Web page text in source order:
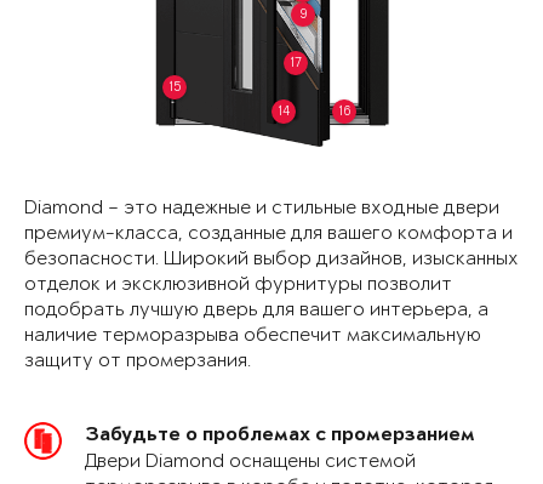
9
14
15
16
17
Diamond – это надежные и стильные входные двери
премиум-класса, созданные для вашего комфорта и
безопасности. Широкий выбор дизайнов, изысканных
отделок и эксклюзивной фурнитуры позволит
подобрать лучшую дверь для вашего интерьера, а
наличие терморазрыва обеспечит максимальную
защиту от промерзания.
Забудьте о проблемах с промерзанием
Двери Diamond оснащены системой